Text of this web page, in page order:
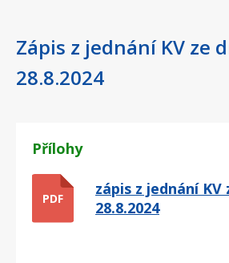
Zápis z jednání KV ze
28.8.2024
Přílohy
PDF
zápis z jednání KV
28.8.2024